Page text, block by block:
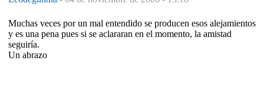
Muchas veces por un mal entendido se producen esos alejamientos
y es una pena pues si se aclararan en el momento, la amistad
seguiría.
Un abrazo